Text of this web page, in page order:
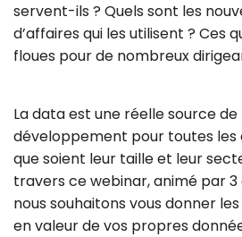
servent-ils ? Quels sont les
d’affaires qui les utilisent ? Ces
floues pour de nombreux
La data est une réelle source
développement pour toutes les
que soient leur taille et leur
travers ce webinar, animé par
nous souhaitons vous donner
en valeur de vos propres